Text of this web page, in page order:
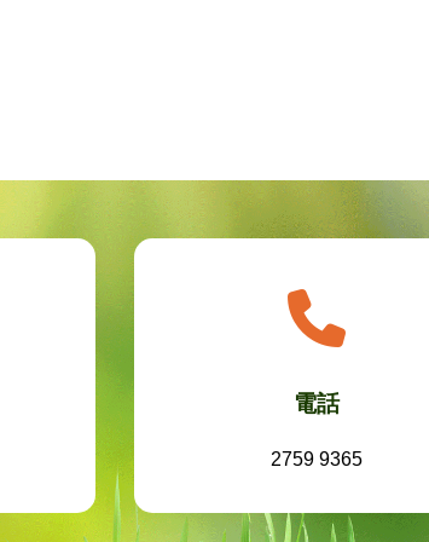
電話
2759 9365